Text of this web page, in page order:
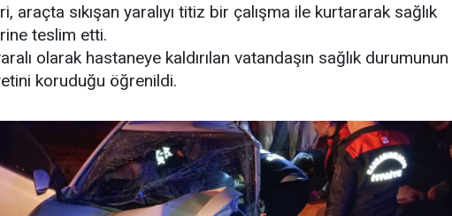
araçta sıkışan yaralıyı titiz bir çalışma ile kurtararak sağlık
teslim etti.
olarak hastaneye kaldırılan vatandaşın sağlık durumunun
koruduğu öğrenildi.